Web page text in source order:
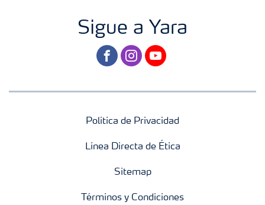
Sigue a Yara
facebookinstagram
youtube
Política de Privacidad
Línea Directa de Ética
Sitemap
Términos y Condiciones